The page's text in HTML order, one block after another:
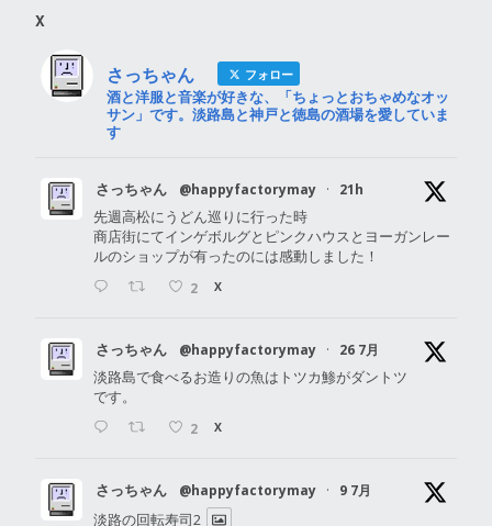
X
さっちゃん フォロー
酒と洋服と音楽が好きな、「ちょっとおちゃめなオッ
サン」です。淡路島と神戸と徳島の酒場を愛していま
す
さっちゃん @happyfactorymay · 21h
先週高松にうどん巡りに行った時
商店街にてインゲボルグとピンクハウスとヨーガンレー
ルのショップが有ったのには感動しました！
2 X
さっちゃん @happyfactorymay · 26 7月
淡路島で食べるお造りの魚はトツカ鯵がダントツ
です。
2 X
さっちゃん @happyfactorymay · 9 7月
淡路の回転寿司2